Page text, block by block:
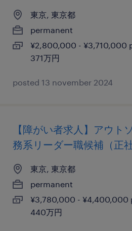
東京, 東京都
permanent
¥2,800,000 - ¥3,710,000
371万円
posted 13 november 2024
【障がい者求人】アウト
務系リーダー職候補（正
東京, 東京都
permanent
¥3,780,000 - ¥4,400,000
440万円